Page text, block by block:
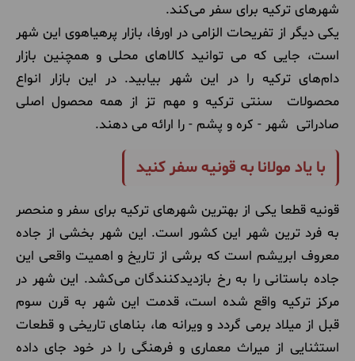
شهرهای ترکیه برای سفر می‌کند.
یکی دیگر از تفریحات الزامی در اورفا، بازار پرهیاهوی این شهر
است، جایی که می توانید کالاهای محلی و همچنین بازار
دام‌های ترکیه را در این شهر بیابید. در این بازار انواع
محصولات سنتی ترکیه و مهم تز از همه محصول اصلی
صادراتی شهر - کره و پشم - را ارائه می دهند.
با یاد مولانا به قونیه سفر کنید
قونیه قطعا یکی از بهترین شهرهای ترکیه برای سفر و منحصر
به فرد ترین شهر این کشور است. این شهر بخشی از جاده
معروف ابریشم است که برشی از تاریخ و اهمیت واقعی این
جاده باستانی را به رخ بازدیدکنندگان می‌کشد. این شهر در
مرکز ترکیه واقع شده است، قدمت این شهر به قرن سوم
قبل از میلاد برمی گردد و ویرانه ها، بناهای تاریخی و قطعات
استثنایی از میراث معماری و فرهنگی را در خود جای داده